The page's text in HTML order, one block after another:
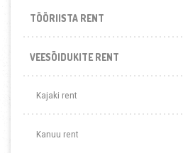
TÖÖRIISTA RENT
VEESÕIDUKITE RENT
Kajaki rent
Kanuu rent